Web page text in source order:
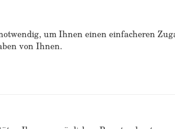
um Ihnen einen einfacheren
von Ihnen.